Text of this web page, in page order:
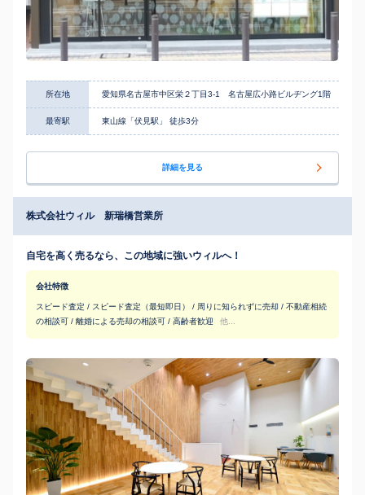
所在地 愛知県名古屋市中区栄２丁目3-1 名古屋広小路ビルヂング1階
最寄駅 東山線「伏見駅」 徒歩3分
詳細を見る
株式会社ウィル 新瑞橋営業所
自宅を高く売るなら、この地域に強いウィルへ！
会社特徴
スピード査定 / スピード査定（最短即日） / 周りに知られずに売却 / 不動産相続
の相談可 / 離婚による売却の相談可 / 高齢者歓迎
他...